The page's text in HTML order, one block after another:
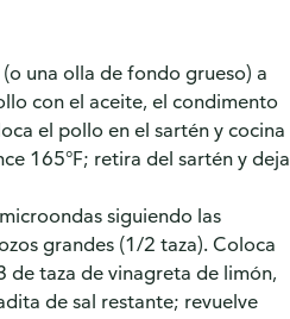
una olla de fondo grueso) a
con el aceite, el condimento
el pollo en el sartén y cocina
165°F; retira del sartén y deja
siguiendo las
grandes (1/2 taza). Coloca
taza de vinagreta de limón,
de sal restante; revuelve